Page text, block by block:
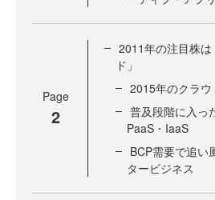
Page
2
2011年の注目株
ド」
2015年のクラ
普及段階に入っ
PaaS・IaaS
BCP需要で追い
タービジネス